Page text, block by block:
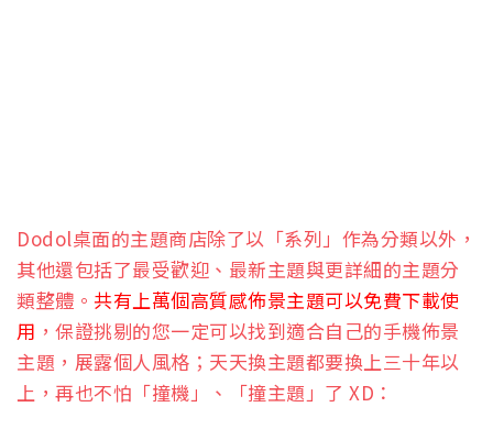
Dodol桌面的主題商店除了以「系列」作為分類以外，
其他還包括了最受歡迎、最新主題與更詳細的主題分
類整體。 共有上萬個高質感佈景主題可以免費下載使
用 ，保證挑剔的您一定可以找到適合自己的手機佈景
主題，展露個人風格；天天換主題都要換上三十年以
上，再也不怕「撞機」、「撞主題」了 XD：